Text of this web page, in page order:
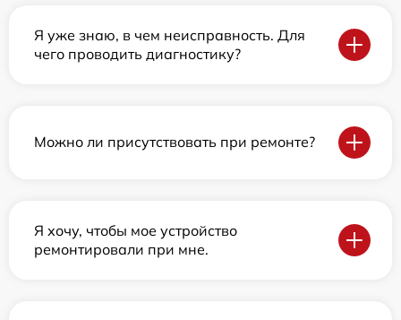
Я уже знаю, в чем неисправность. Для
чего проводить диагностику?
Можно ли присутствовать при ремонте?
Я хочу, чтобы мое устройство
ремонтировали при мне.